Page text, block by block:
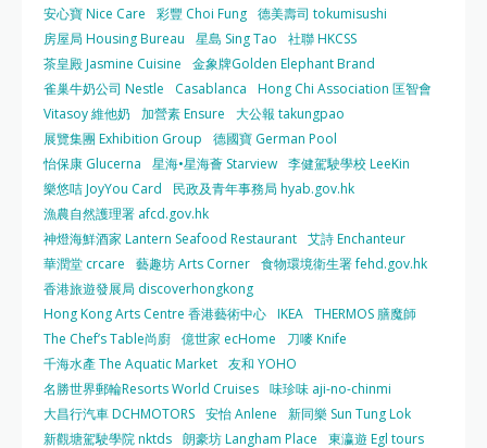
安心寶 Nice Care
彩豐 Choi Fung 德美壽司 tokumisushi
房屋局 Housing Bureau
星島 Sing Tao
社聯 HKCSS
茶皇殿 Jasmine Cuisine
金象牌Golden Elephant Brand
雀巢牛奶公司 Nestle
Casablanca
Hong Chi Association 匡智會
Vitasoy 維他奶
加營素 Ensure
大公報 takungpao
展覽集團 Exhibition Group
德國寶 German Pool
怡保康 Glucerna
星海•星海薈 Starview 李健駕駛學校 LeeKin
樂悠咭 JoyYou Card
民政及青年事務局 hyab.gov.hk
漁農自然護理署 afcd.gov.hk
神燈海鮮酒家 Lantern Seafood Restaurant 艾詩 Enchanteur
華潤堂 crcare
藝趣坊 Arts Corner 食物環境衛生署 fehd.gov.hk
香港旅遊發展局 discoverhongkong
Hong Kong Arts Centre 香港藝術中心 IKEA THERMOS 膳魔師
The Chef’s Table尚廚 億世家 ecHome
刀嘜 Knife
千海水產 The Aquatic Market 友和 YOHO
名勝世界郵輪Resorts World Cruises 味珍味 aji-no-chinmi
大昌行汽車 DCHMOTORS 安怡 Anlene
新同樂 Sun Tung Lok
新觀塘駕駛學院 nktds 朗豪坊 Langham Place
東瀛遊 Egl tours